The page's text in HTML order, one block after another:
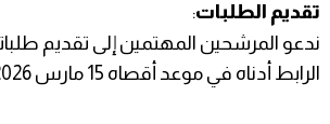
تقديم الطلبات:
ندعو المرشحين المهتمين إلى تقديم
الرابط أدناه في موعد أقصاه 15 مارس 2026 إلى: